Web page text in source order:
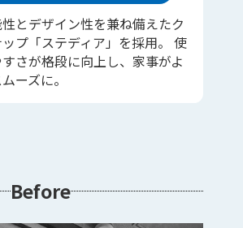
とデザイン性を兼ね備えたク
ップ「ステディア」を採用。 使
さが格段に向上し、家事がよ
ーズに。
Before